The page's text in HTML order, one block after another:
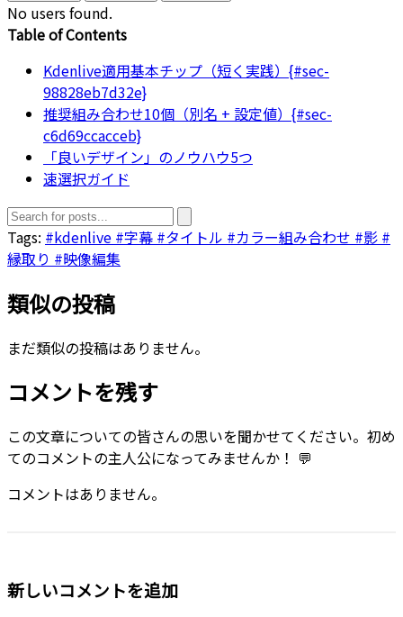
No users found.
Table of Contents
Kdenlive適用基本チップ（短く実践）{#sec-
98828eb7d32e}
推奨組み合わせ10個（別名 + 設定値）{#sec-
c6d69ccacceb}
「良いデザイン」のノウハウ5つ
速選択ガイド
Tags: #kdenlive #字幕 #タイトル #カラー組み合わせ #影 #
縁取り #映像編集
類似の投稿
まだ類似の投稿はありません。
コメントを残す
この文章についての皆さんの思いを聞かせてください。初め
てのコメントの主人公になってみませんか！ 💬
コメントはありません。
新しいコメントを追加